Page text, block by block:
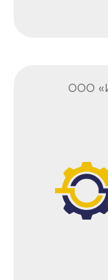
ООО